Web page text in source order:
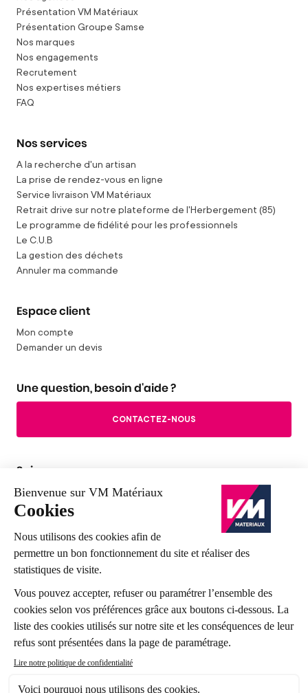
Présentation VM Matériaux
Présentation Groupe Samse
Nos marques
Nos engagements
Recrutement
Nos expertises métiers
FAQ
Nos services
A la recherche d'un artisan
La prise de rendez-vous en ligne
Service livraison VM Matériaux
Retrait drive sur notre plateforme de l'Herbergement (85)
Le programme de fidélité pour les professionnels
Le C.U.B
La gestion des déchets
Annuler ma commande
Espace client
Mon compte
Demander un devis
Une question, besoin d'aide ?
CONTACTEZ-NOUS
Suivez-nous